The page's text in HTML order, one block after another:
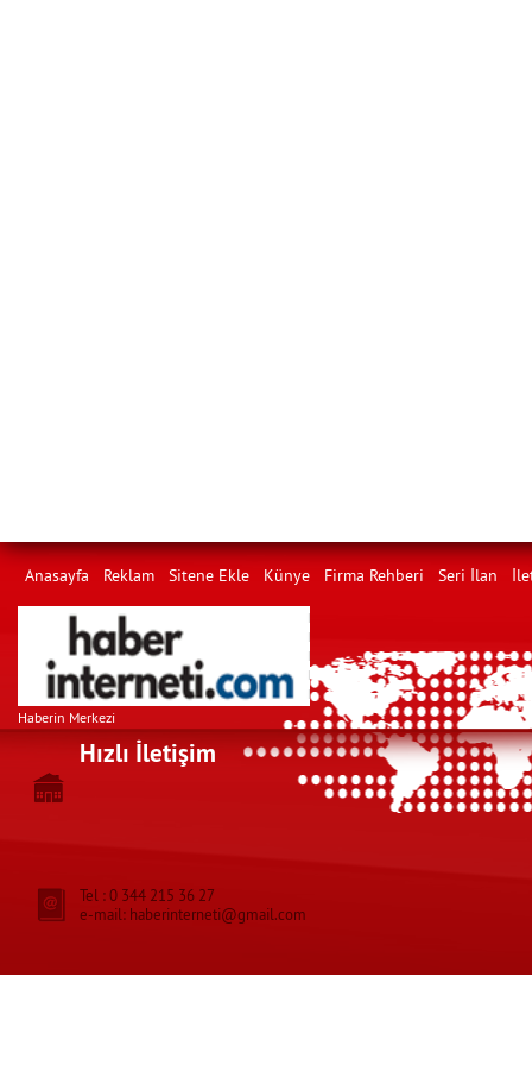
Anasayfa Reklam Sitene Ekle Künye Firma Rehberi Seri İlan
Haberin Merkezi
Hızlı İletişim
Tel : 0 344 215 36 27
e-mail: haberinterneti@gmail.com